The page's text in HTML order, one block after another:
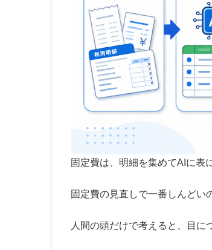
固定費は、明細を集めてAIに表
固定費の見直しで一番しんどい
人間の頭だけで考えると、目に